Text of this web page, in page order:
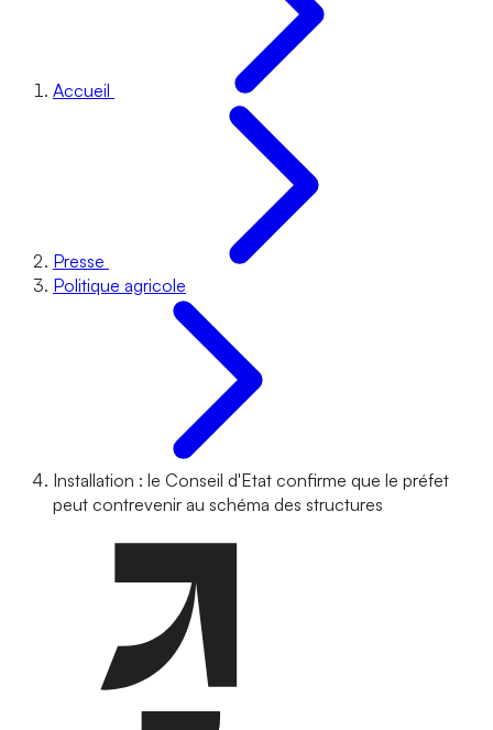
Accueil
Presse
Politique agricole
Installation : le Conseil d'Etat confirme que le préfet
peut contrevenir au schéma des structures